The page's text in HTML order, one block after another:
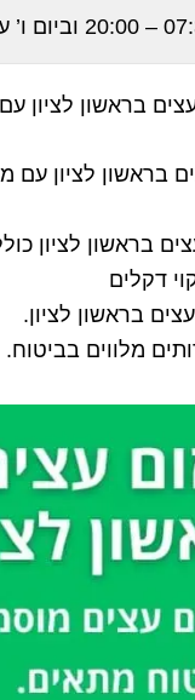
בראשון לציון עם
בראשון לציון
בראשון לציון
דקלים
בראשון לציון.
מלווים בביטוח.